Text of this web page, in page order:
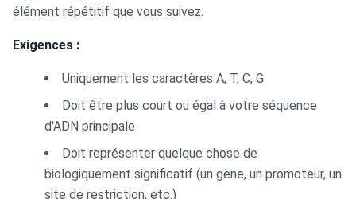
élément répétitif que vous suivez.
Exigences :
Uniquement les caractères A, T, C, G
Doit être plus court ou égal à votre séquence
d'ADN principale
Doit représenter quelque chose de
biologiquement significatif (un gène, un promoteur, un
site de restriction, etc.)